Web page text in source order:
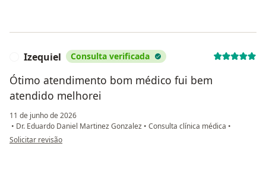
Izequiel Consulta verificada
Ótimo atendimento bom médico fui bem
atendido melhorei
11 de junho de 2026
• Dr. Eduardo Daniel Martinez Gonzalez • Consulta clínica médica •
na opinião do utilizador Izequiel
Solicitar revisão